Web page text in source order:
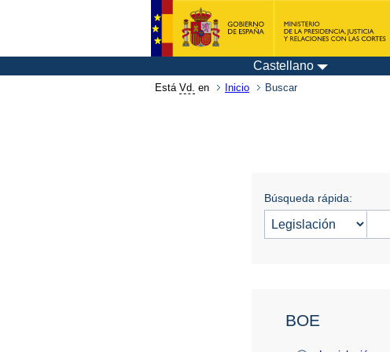
Castellano
Está Vd. en Inicio Buscar
Búsqueda rápida:
BOE